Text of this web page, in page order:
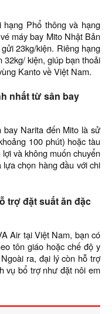
Phổ thông và hạng
máy bay Mito Nhật Bản
23kg/kiện. Riêng hạng
kiện, giúp bạn thoải
Kanto về Việt Nam.
nhất từ sân bay
bay Narita đến Mito là sử
100 phút) hoặc tàu
và không muốn chuyển
chọn hàng đầu với chi
trợ đặt suất ăn đặc
Air tại Việt Nam, bạn có
tôn giáo hoặc chế độ y
ra, đại lý còn hỗ trợ
vụ bổ trợ như đặt nôi em